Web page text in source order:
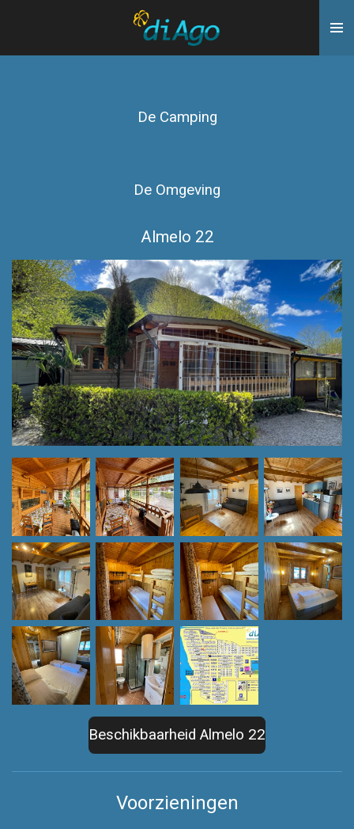
naar
De Camping
De Omgeving
Almelo 22
Beschikbaarheid Almelo 22
Voorzieningen